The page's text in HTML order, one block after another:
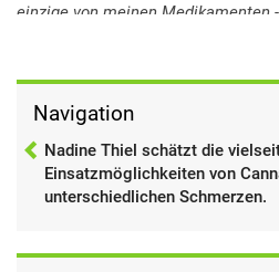
einzige von meinen
anderen Medikamente. Und es gibt
habe, dafür gibt es keine
Cannabis nicht hätte, dann könnte
dagegen keine Möglichkeit, etwas
Beschwerden aufhören. Und
Cannabis ist das schwächste Opiat
Navigation
Nadine Thiel schätzt die
Einsatzmöglichkeiten von
unterschiedlichen Schmerzen.